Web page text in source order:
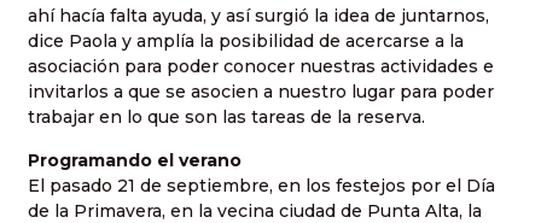
ahí hacía falta ayuda, y así surgió la idea de juntarnos,
dice Paola y amplía la posibilidad de acercarse a la
asociación para poder conocer nuestras actividades e
invitarlos a que se asocien a nuestro lugar para poder
trabajar en lo que son las tareas de la reserva.
Programando el verano
El pasado 21 de septiembre, en los festejos por el Día
de la Primavera, en la vecina ciudad de Punta Alta, la